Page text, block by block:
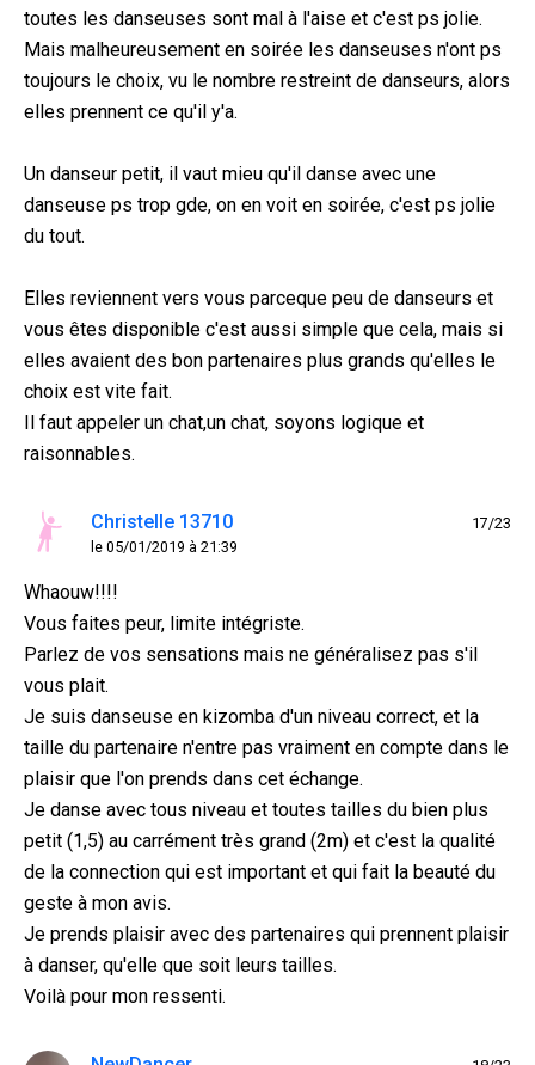
toutes les danseuses sont mal à l'aise et c'est ps jolie.
Mais malheureusement en soirée les danseuses n'ont ps
toujours le choix, vu le nombre restreint de danseurs, alors
elles prennent ce qu'il y'a.
Un danseur petit, il vaut mieu qu'il danse avec une
danseuse ps trop gde, on en voit en soirée, c'est ps jolie
du tout.
Elles reviennent vers vous parceque peu de danseurs et
vous êtes disponible c'est aussi simple que cela, mais si
elles avaient des bon partenaires plus grands qu'elles le
choix est vite fait.
Il faut appeler un chat,un chat, soyons logique et
raisonnables.
Christelle 13710
le 05/01/2019 à 21:39
17/23
Whaouw!!!!
Vous faites peur, limite intégriste.
Parlez de vos sensations mais ne généralisez pas s'il
vous plait.
Je suis danseuse en kizomba d'un niveau correct, et la
taille du partenaire n'entre pas vraiment en compte dans le
plaisir que l'on prends dans cet échange.
Je danse avec tous niveau et toutes tailles du bien plus
petit (1,5) au carrément très grand (2m) et c'est la qualité
de la connection qui est important et qui fait la beauté du
geste à mon avis.
Je prends plaisir avec des partenaires qui prennent plaisir
à danser, qu'elle que soit leurs tailles.
Voilà pour mon ressenti.